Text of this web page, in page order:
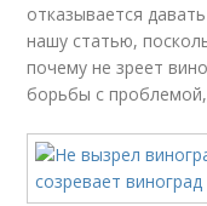
отказывается
нашу статью,
почему не зреет
борьбы с